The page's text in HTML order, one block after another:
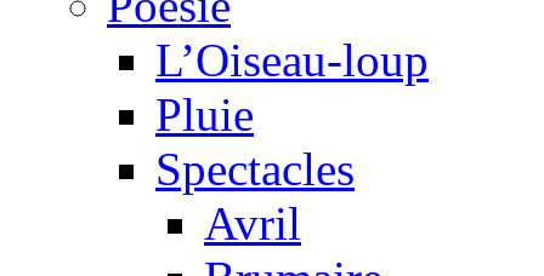
L’Oiseau-loup
Pluie
Spectacles
Avril